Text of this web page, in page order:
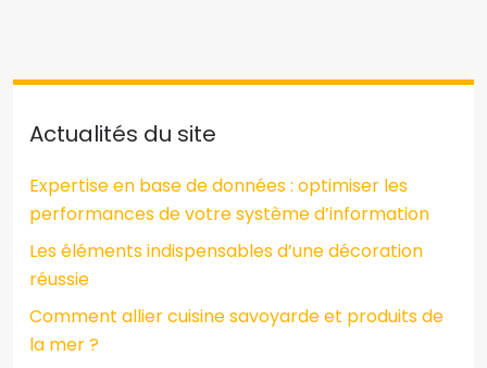
Actualités du site
Expertise en base de données : optimiser les
performances de votre système d’information
Les éléments indispensables d’une décoration
réussie
Comment allier cuisine savoyarde et produits de
la mer ?